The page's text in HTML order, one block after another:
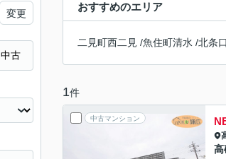
おすすめのエリア
二見町西二見 /魚住町清水 /北条口
1件
中古マンション
変更
中古